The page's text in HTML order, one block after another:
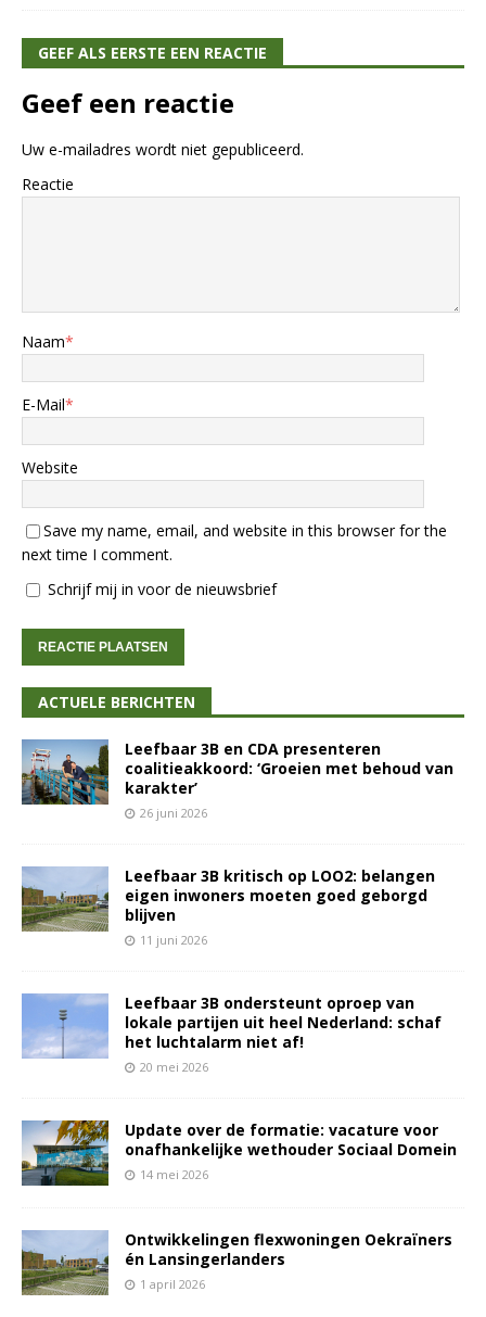
GEEF ALS EERSTE EEN REACTIE
Geef een reactie
Uw e-mailadres wordt niet gepubliceerd.
Reactie
Naam*
E-Mail*
Website
Save my name, email, and website in this browser for the
next time I comment.
Schrijf mij in voor de nieuwsbrief
ACTUELE BERICHTEN
Leefbaar 3B en CDA presenteren
coalitieakkoord: ‘Groeien met behoud van
karakter’
26 juni 2026
Leefbaar 3B kritisch op LOO2: belangen
eigen inwoners moeten goed geborgd
blijven
11 juni 2026
Leefbaar 3B ondersteunt oproep van
lokale partijen uit heel Nederland: schaf
het luchtalarm niet af!
20 mei 2026
Update over de formatie: vacature voor
onafhankelijke wethouder Sociaal Domein
14 mei 2026
Ontwikkelingen flexwoningen Oekraïners
én Lansingerlanders
1 april 2026